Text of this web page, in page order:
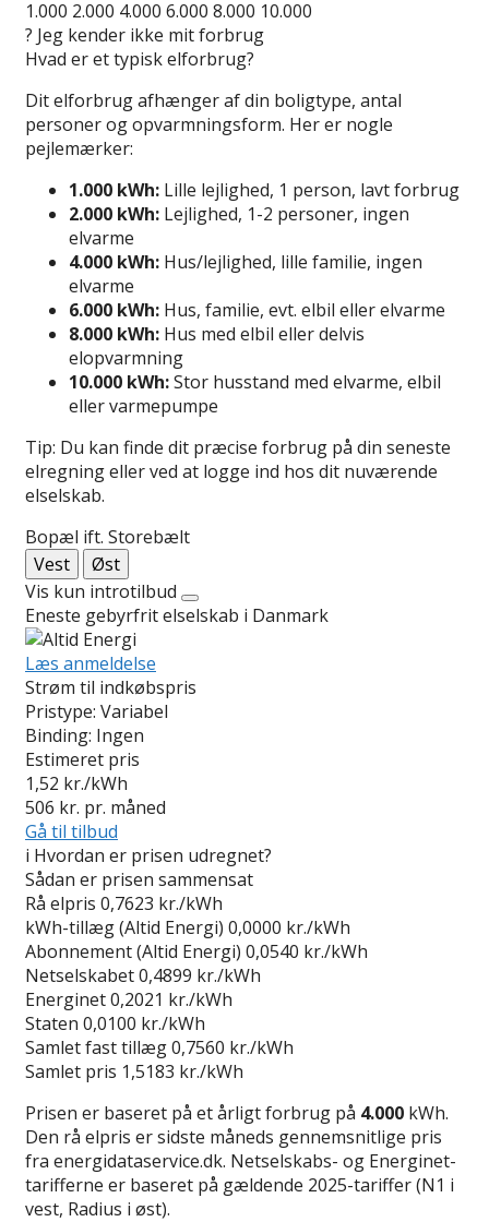
1.000 2.000 4.000 6.000 8.000 10.000
? Jeg kender ikke mit forbrug
Hvad er et typisk elforbrug?
Dit elforbrug afhænger af din boligtype, antal
personer og opvarmningsform. Her er nogle
pejlemærker:
1.000 kWh: Lille lejlighed, 1 person, lavt forbrug
2.000 kWh: Lejlighed, 1-2 personer, ingen
elvarme
4.000 kWh: Hus/lejlighed, lille familie, ingen
elvarme
6.000 kWh: Hus, familie, evt. elbil eller elvarme
8.000 kWh: Hus med elbil eller delvis
elopvarmning
10.000 kWh:Stor husstand med elvarme, elbil
eller varmepumpe
Tip: Du kan finde dit præcise forbrug på din seneste
elregning eller ved at logge ind hos dit nuværende
elselskab.
Bopæl ift. Storebælt
Vest
Øst
Vis kun introtilbud
Eneste gebyrfrit elselskab i Danmark
Læs anmeldelse
Strøm til indkøbspris
Pristype: Variabel
Binding: Ingen
Estimeret pris
1,52 kr./kWh
506 kr. pr. måned
Gå til tilbud
i Hvordan er prisen udregnet?
Sådan er prisen sammensat
Rå elpris 0,7623 kr./kWh
kWh-tillæg (Altid Energi) 0,0000 kr./kWh
Abonnement (Altid Energi) 0,0540 kr./kWh
Netselskabet0,4899 kr./kWh
Energinet0,2021 kr./kWh
Staten 0,0100 kr./kWh
Samlet fast tillæg0,7560 kr./kWh
Samlet pris 1,5183 kr./kWh
Prisen er baseret på et årligt forbrug på 4.000 kWh.
Den rå elpris er sidste måneds gennemsnitlige pris
fra energidataservice.dk. Netselskabs- og Energinet-
tarifferne er baseret på gældende 2025-tariffer (N1 i
vest, Radius i øst).